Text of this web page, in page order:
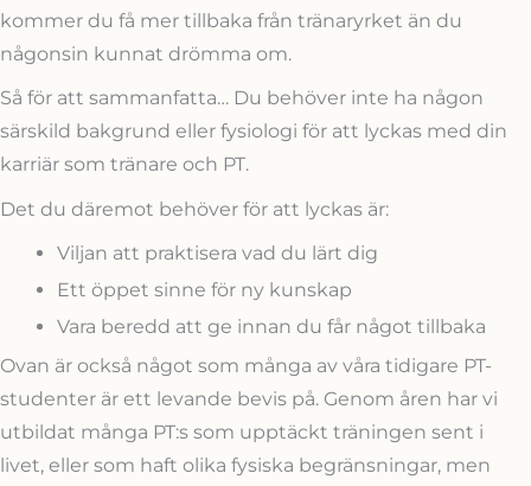
kommer du få mer tillbaka från tränaryrket än du
någonsin kunnat drömma om.
Så för att sammanfatta… Du behöver inte ha någon
särskild bakgrund eller fysiologi för att lyckas med din
karriär som tränare och PT.
Det du däremot behöver för att lyckas är:
Viljan att praktisera vad du lärt dig
Ett öppet sinne för ny kunskap
Vara beredd att ge innan du får något tillbaka
Ovan är också något som många av våra tidigare PT-
studenter är ett levande bevis på. Genom åren har vi
utbildat många PT:s som upptäckt träningen sent i
livet, eller som haft olika fysiska begränsningar, men